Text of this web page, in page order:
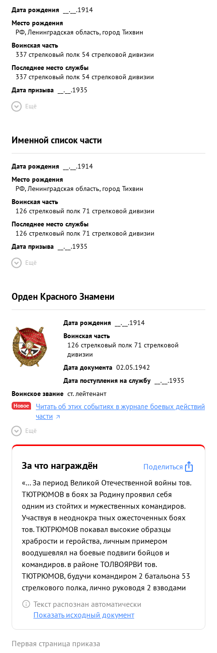
Дата рождения
__.__.1914
Место рождения
РФ, Ленинградская область, город Тихвин
Воинская часть
337 стрелковый полк 54 стрелковой дивизии
Последнее место службы
337 стрелковый полк 54 стрелковой дивизии
Дата призыва
__.__.1935
Ещё
Именной список части
Дата рождения
__.__.1914
Место рождения
РФ, Ленинградская область, город Тихвин
Воинская часть
126 стрелковый полк 71 стрелковой дивизии
Последнее место службы
126 стрелковый полк 71 стрелковой дивизии
Дата призыва
__.__.1935
Ещё
Орден Красного Знамени
Дата рождения
__.__.1914
Воинская часть
126 стрелковый полк 71 стрелковой
дивизии
Дата документа 02.05.1942
Дата поступления на службу
__.__.1935
Воинское звание ст. лейтенант
Новое
Читать об этих событиях в журнале боевых действий
части
Ещё
За что награждён
Поделиться
«... За период Великой Отечественной войны тов.
ТЮТРЮМОВ в боях за Родину проявил себя
одним из стойтих и мужественных командиров.
Участвуя в неоднокра тных ожесточенных боях
тов. ТЮТРЮМОВ покавал высокие образцы
храбрости и геройства, личным примером
воодушевлял на боевые подвиги бойцов и
командиров. в районе ТОЛВОЯРВИ тов.
ТЮТРЮМОВ, будучи командиром 2 батальона 53
стрелкового полка, лично руководя 2 взводами
стрелковой роты умелыми действиями разгромил
6 роту 307 пехотного полка немцев.
человек пленных, 8 автоматов ,56 велосипедов.
Текст распознан автоматически
Показать исходный документ
Первая страница приказа